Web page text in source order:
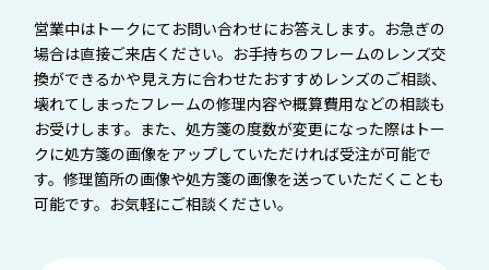
営業中はトークにてお問い合わせにお答えします。お急ぎの
場合は直接ご来店ください。お手持ちのフレームのレンズ交
換ができるかや見え方に合わせたおすすめレンズのご相談、
壊れてしまったフレームの修理内容や概算費用などの相談も
お受けします。また、処方箋の度数が変更になった際はトー
クに処方箋の画像をアップしていただければ受注が可能で
す。修理箇所の画像や処方箋の画像を送っていただくことも
可能です。お気軽にご相談ください。